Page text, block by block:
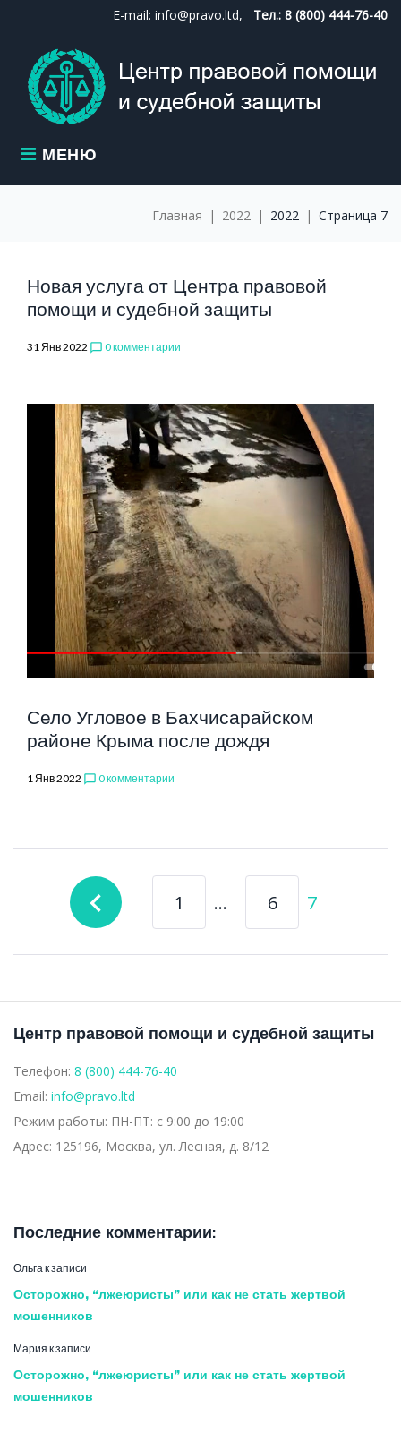
content
E-mail: info@pravo.ltd, Тел.: 8 (800) 444-76-40
МЕНЮ
Главная | 2022 | 2022 | Страница 7
ГОД:
2022
Новая услуга от Центра правовой
помощи и судебной защиты
31 Янв 2022 chat_bubble_outline 0 комментарии
Село Угловое в Бахчисарайском
районе Крыма после дождя
1 Янв 2022 chat_bubble_outline 0 комментарии
Навигация
navigate_before 1 … 6 7
Центр правовой помощи и судебной защиты
Телефон: 8 (800) 444-76-40
Email: info@pravo.ltd
Режим работы: ПН-ПТ: с 9:00 до 19:00
Адрес: 125196, Москва, ул. Лесная, д. 8/12
Последние комментарии:
Ольга к записи
Осторожно, “лжеюристы” или как не стать жертвой
мошенников
Мария к записи
Осторожно, “лжеюристы” или как не стать жертвой
мошенников